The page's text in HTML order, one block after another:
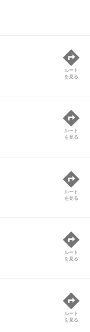
ルート
を見る
ルート
を見る
ルート
を見る
ルート
を見る
ルート
を見る